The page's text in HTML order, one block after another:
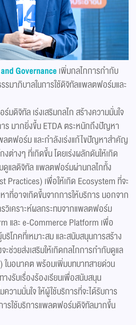
Governanceเพิ่มกลไกการกำกับ
รมาภิบาลในการใช้ดิจิทัลแพลตฟอร์มและ
ดิจิทัล เร่งเสริมกลไก สร้างความมั่นใจ
ร มากยิ่งขึ้น ETDA ตระหนักถึงปัญหา
ลตฟอร์ม และกำลังเร่งแก้ไขปัญหาสำคัญ
ต่างๆ ที่เกิดขึ้น โดยเร่งผลักดันให้เกิด
ดูแลดิจิทัล แพลตฟอร์มผ่านกลไกทั้ง
Practices) เพื่อให้เกิด Ecosystem ที่จะ
ที่อาจเกิดขึ้นจากการให้บริการ นอกจาก
เคราะห์ผลกระทบจากแพลตฟอร์ม
และ e-Commerce Platform เพื่อ
โภคที่เหมาะสม และสนับสนุนการสร้าง
ะช่วยส่งเสริมให้เกิดกลไกการกำกับดูแล
ในอนาคต พร้อมเพิ่มบทบาทสายด่วน
างรับเรื่องร้องเรียนเพื่อสนับสนุน
ามมั่นใจ ให้ผู้ใช้บริการที่จะได้รับการ
ารใช้บริการแพลตฟอร์มดิจิทัลมากขึ้น